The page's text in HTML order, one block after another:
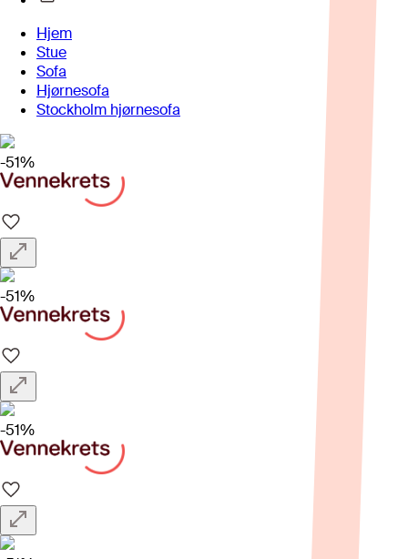
Hjem
Stue
Sofa
Hjørnesofa
Stockholm hjørnesofa
-51%
-51%
-51%